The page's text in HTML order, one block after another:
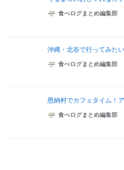
食べログまとめ編集部
沖縄・北谷で行ってみた
食べログまとめ編集部
恩納村でカフェタイム！
食べログまとめ編集部